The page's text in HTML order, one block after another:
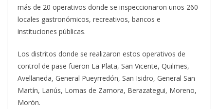
más de 20 operativos donde se inspeccionaron unos 260
locales gastronómicos, recreativos, bancos e
instituciones públicas.
Los distritos donde se realizaron estos operativos de
control de pase fueron La Plata, San Vicente, Quilmes,
Avellaneda, General Pueyrredón, San Isidro, General San
Martín, Lanús, Lomas de Zamora, Berazategui, Moreno,
Morón.